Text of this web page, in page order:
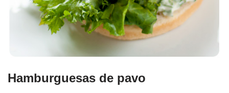
Hamburguesas de pavo